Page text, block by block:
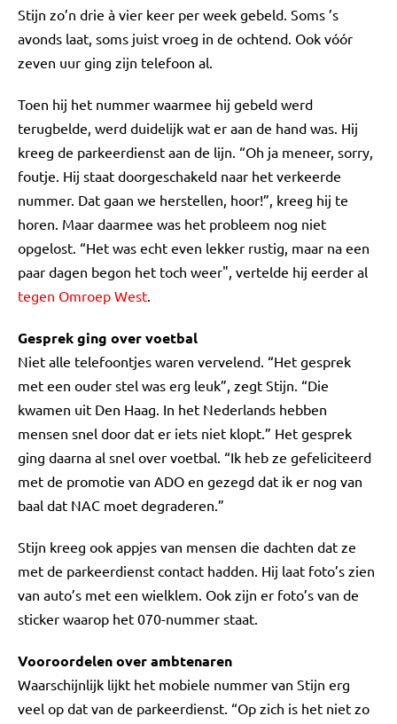
Stijn zo’n drie à vier keer per week gebeld. Soms ’s
avonds laat, soms juist vroeg in de ochtend. Ook vóór
zeven uur ging zijn telefoon al.
Toen hij het nummer waarmee hij gebeld werd
terugbelde, werd duidelijk wat er aan de hand was. Hij
kreeg de parkeerdienst aan de lijn. “Oh ja meneer, sorry,
foutje. Hij staat doorgeschakeld naar het verkeerde
nummer. Dat gaan we herstellen, hoor!”, kreeg hij te
horen. Maar daarmee was het probleem nog niet
opgelost. “Het was echt even lekker rustig, maar na een
paar dagen begon het toch weer", vertelde hij eerder al
tegen Omroep West.
Gesprek ging over voetbal
Niet alle telefoontjes waren vervelend. “Het gesprek
met een ouder stel was erg leuk”, zegt Stijn. “Die
kwamen uit Den Haag. In het Nederlands hebben
mensen snel door dat er iets niet klopt.” Het gesprek
ging daarna al snel over voetbal. “Ik heb ze gefeliciteerd
met de promotie van ADO en gezegd dat ik er nog van
baal dat NAC moet degraderen.”
Stijn kreeg ook appjes van mensen die dachten dat ze
met de parkeerdienst contact hadden. Hij laat foto’s zien
van auto’s met een wielklem. Ook zijn er foto’s van de
sticker waarop het 070-nummer staat.
Vooroordelen over ambtenaren
Waarschijnlijk lijkt het mobiele nummer van Stijn erg
veel op dat van de parkeerdienst. “Op zich is het niet zo